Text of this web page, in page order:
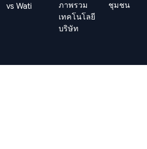
vs Wati
ภาพรวม
เทคโนโลยี
บริษัท
ชุมชน